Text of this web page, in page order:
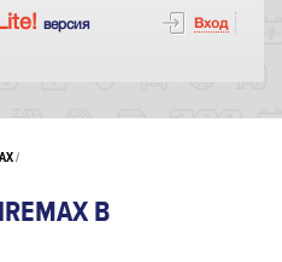
Lite! версия Вход
В